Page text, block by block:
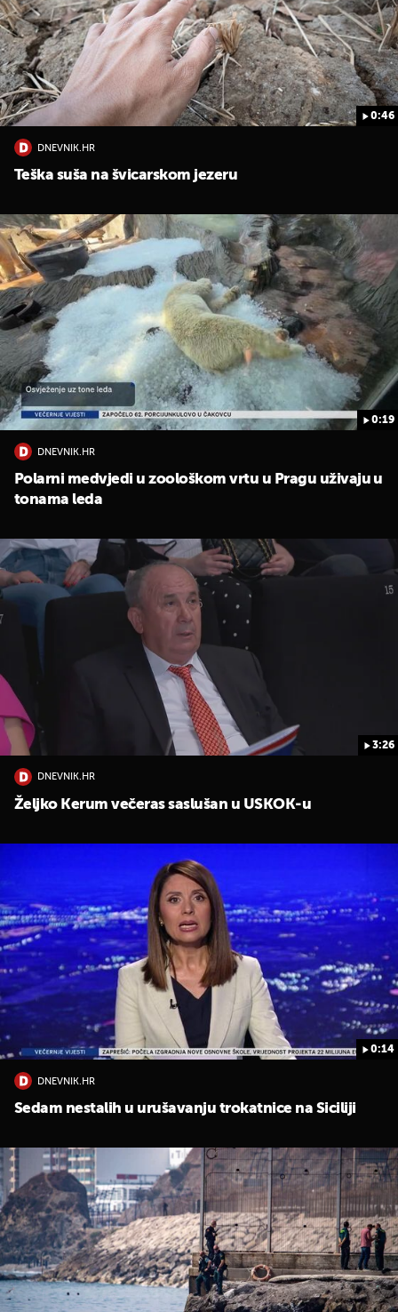
0:46
DNEVNIK.HR
Teška suša na švicarskom jezeru
0:19
DNEVNIK.HR
Polarni medvjedi u zoološkom vrtu u Pragu uživaju u
tonama leda
3:26
DNEVNIK.HR
Željko Kerum večeras saslušan u USKOK-u
0:14
DNEVNIK.HR
Sedam nestalih u urušavanju trokatnice na Siciliji
UKLJUČITE NOTIFIKACIJE